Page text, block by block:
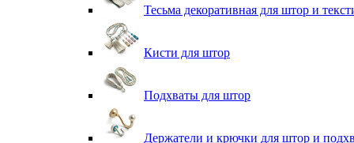
Тесьма декоративная для штор и
Кисти для штор
Подхваты для штор
Держатели и крючки для штор и